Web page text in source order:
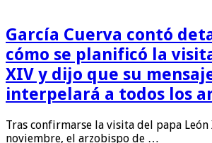
García Cuerva contó
cómo se planificó la
XIV y dijo que su
interpelará a todos los
Tras confirmarse la visita del papa León
noviembre, el arzobispo de …